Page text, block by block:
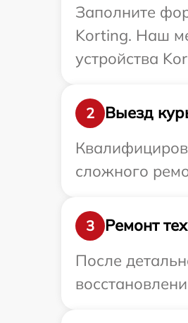
Заполните
Korting. Наш
устройства
2
Выезд
сложного
3
Ремонт
После